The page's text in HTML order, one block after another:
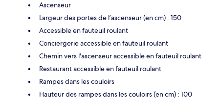
Ascenseur
Largeur des portes de l’ascenseur (en cm) : 150
Accessible en fauteuil roulant
Conciergerie accessible en fauteuil roulant
Chemin vers l'ascenseur accessible en fauteuil roulant
Restaurant accessible en fauteuil roulant
Rampes dans les couloirs
Hauteur des rampes dans les couloirs (en cm) : 100